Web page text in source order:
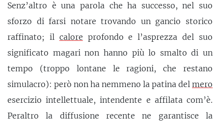
Senz’altro è una parola che ha successo, nel suo
sforzo di farsi notare trovando un gancio storico
raffinato; il calore profondo e l’asprezza del suo
significato magari non hanno più lo smalto di un
tempo (troppo lontane le ragioni, che restano
simulacro): però non ha nemmeno la patina del mero
esercizio intellettuale, intendente e affilata com’è.
Peraltro la diffusione recente ne garantisce la